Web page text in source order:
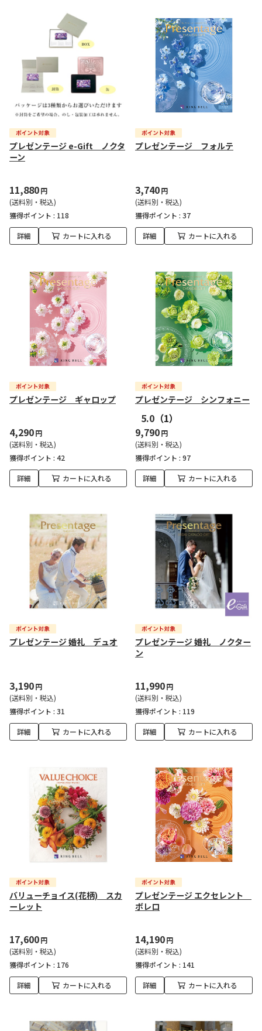
プレゼンテージ e-Gift ノクタ
ーン
11,880円
(送料別・税込)
獲得ポイント : 118
詳細 カートに入れる
プレゼンテージ フォルテ
3,740円
(送料別・税込)
獲得ポイント : 37
詳細 カートに入れる
プレゼンテージ ギャロップ
4,290円
(送料別・税込)
獲得ポイント : 42
詳細 カートに入れる
プレゼンテージ シンフォニー
5.0 （1）
9,790円
(送料別・税込)
獲得ポイント : 97
詳細 カートに入れる
プレゼンテージ 婚礼 デュオ
3,190円
(送料別・税込)
獲得ポイント : 31
詳細 カートに入れる
プレゼンテージ 婚礼 ノクター
ン
11,990円
(送料別・税込)
獲得ポイント : 119
詳細 カートに入れる
バリューチョイス(花柄) スカ
ーレット
17,600円
(送料別・税込)
獲得ポイント : 176
詳細 カートに入れる
プレゼンテージ エクセレント
ボレロ
14,190円
(送料別・税込)
獲得ポイント : 141
詳細 カートに入れる